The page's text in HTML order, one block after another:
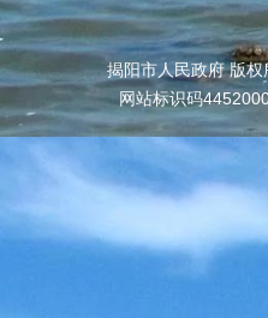
揭阳市人民政府 版
网站标识码